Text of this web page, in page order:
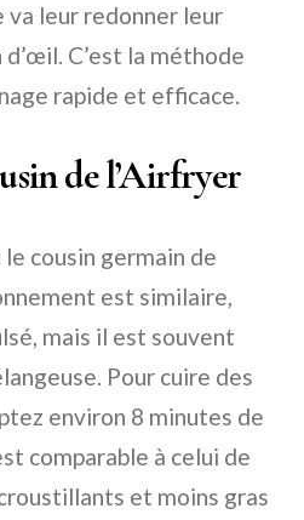
va leur redonner leur
C’est la méthode
rapide et efficace.
de l’Airfryer
le cousin germain de
est similaire,
mais il est souvent
Pour cuire des
environ 8 minutes de
comparable à celui de
et moins gras